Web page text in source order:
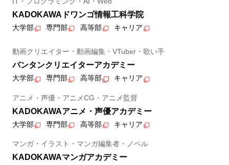
KADOKAWAドワンゴ情報工科学院
大学部 専門部 高等部 キャリア
動画クリエイター・動画編集・VTuber・歌い手
バンタンクリエイターアカデミー
大学部 専門部 高等部 キャリア
アニメ・声優・アニメCG・アニメ監督
KADOKAWAアニメ・声優アカデミー
大学部 専門部 高等部 キャリア
マンガ・イラスト・マンガ編集者・ノベル
KADOKAWAマンガアカデミー